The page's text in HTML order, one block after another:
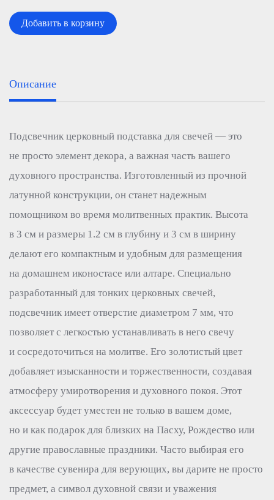
Добавить в корзину
Описание
Подсвечник церковный подставка для свечей — это
не просто элемент декора, а важная часть вашего
духовного пространства. Изготовленный из прочной
латунной конструкции, он станет надежным
помощником во время молитвенных практик. Высота
в 3 см и размеры 1.2 см в глубину и 3 см в ширину
делают его компактным и удобным для размещения
на домашнем иконостасе или алтаре. Специально
разработанный для тонких церковных свечей,
подсвечник имеет отверстие диаметром 7 мм, что
позволяет с легкостью устанавливать в него свечу
и сосредоточиться на молитве. Его золотистый цвет
добавляет изысканности и торжественности, создавая
атмосферу умиротворения и духовного покоя. Этот
аксессуар будет уместен не только в вашем доме,
но и как подарок для близких на Пасху, Рождество или
другие православные праздники. Часто выбирая его
в качестве сувенира для верующих, вы дарите не просто
предмет, а символ духовной связи и уважения